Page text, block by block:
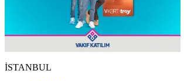
İSTANBUL